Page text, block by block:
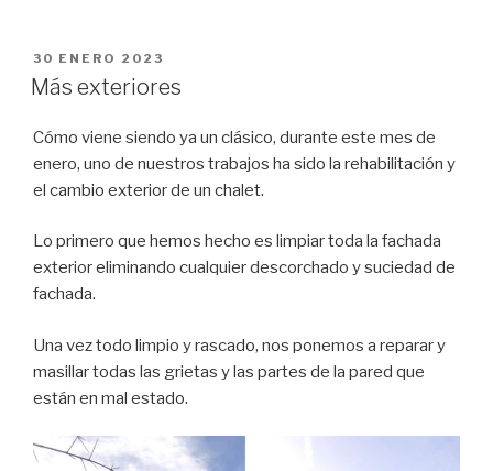
PUBLICADO
EL
30 ENERO 2023
Más exteriores
Cómo viene siendo ya un clásico, durante este mes de
enero, uno de nuestros trabajos ha sido la rehabilitación y
el cambio exterior de un chalet.
Lo primero que hemos hecho es limpiar toda la fachada
exterior eliminando cualquier descorchado y suciedad de
fachada.
Una vez todo limpio y rascado, nos ponemos a reparar y
masillar todas las grietas y las partes de la pared que
están en mal estado.